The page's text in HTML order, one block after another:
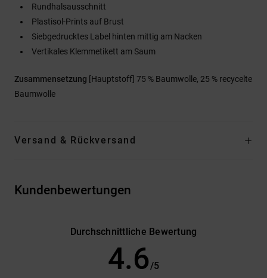
Rundhalsausschnitt
Plastisol-Prints auf Brust
Siebgedrucktes Label hinten mittig am Nacken
Vertikales Klemmetikett am Saum
Zusammensetzung [Hauptstoff] 75 % Baumwolle, 25 % recycelte
Baumwolle
Versand & Rückversand
Kundenbewertungen
Durchschnittliche Bewertung
4.6 /5